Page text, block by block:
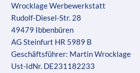
Wrocklage Werbewerkstatt
Rudolf-Diesel-Str. 28
49479 Ibbenbüren
AG Steinfurt HR 5989 B
Geschäftsführer: Martin Wrocklage
Ust-IdNr. DE231182233